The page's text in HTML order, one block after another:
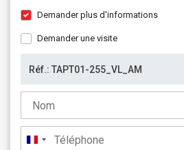
Demander plus d'informations
Demander une visite
France